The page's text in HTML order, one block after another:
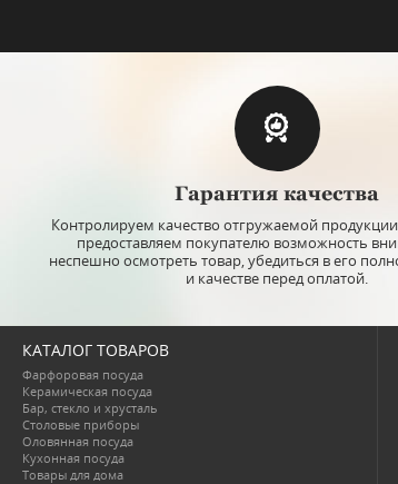
Гарантия качества
Контролируем качество отгружаемой
предоставляем покупателю возможность
неспешно осмотреть товар, убедиться в его
и качестве перед оплатой.
КАТАЛОГ ТОВАРОВ
Фарфоровая посуда
Керамическая посуда
Бар, стекло и хрусталь
Столовые приборы
Оловянная посуда
Кухонная посуда
Товары для дома